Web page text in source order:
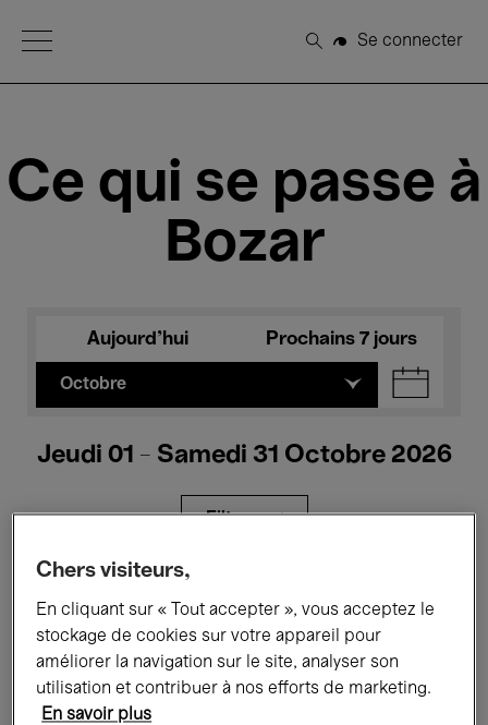
Open Menu
Rechercher
Se connecter
Ce qui se passe à
Bozar
Aujourd'hui Prochains 7 jours
Octobre
Jeudi 01 - Samedi 31 Octobre 2026
Filtres
Expositions Films Performances
Rencontres & Débats Jazz
Chers visiteurs,
En cliquant sur « Tout accepter », vous acceptez le
stockage de cookies sur votre appareil pour
améliorer la navigation sur le site, analyser son
utilisation et contribuer à nos efforts de marketing.
En savoir plus